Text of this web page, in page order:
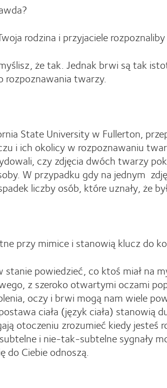
rodzina i przyjaciele
że tak. Jednak brwi są tak
rozpoznawania twarzy.
State University w Fullerton,
i ich okolicy w rozpoznawaniu
czy zdjęcia dwóch twarzy
W przypadku gdy na jednym
liczby osób, które uznały, że
przy mimice i stanowią klucz do
stanie powiedzieć, co ktoś miał na
z szeroko otwartymi oczami
oczy i brwi mogą nam wiele
ciała (język ciała) stanowią
otoczeniu zrozumieć kiedy jesteś
i nie-tak-subtelne sygnały
do Ciebie odnoszą.